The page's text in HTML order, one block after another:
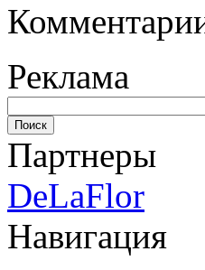
Реклама
Партнеры
DeLaFlor
Навигация